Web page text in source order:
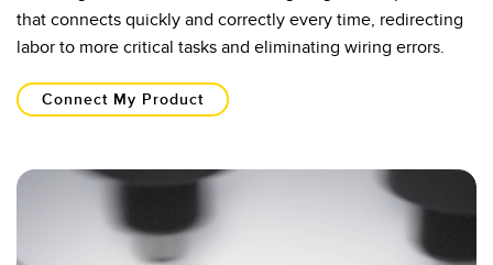
that connects quickly and correctly every time, redirecting
labor to more critical tasks and eliminating wiring errors.​
Connect My Product